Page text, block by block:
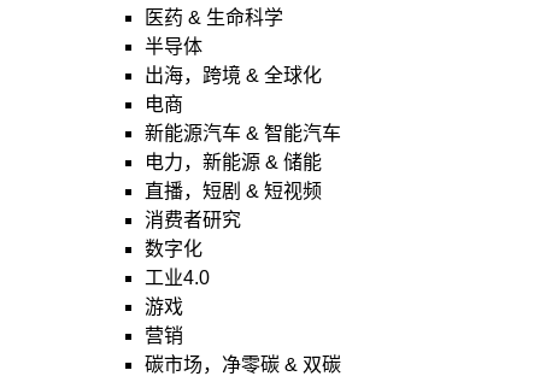
医药 & 生命科学
半导体
出海，跨境 & 全球化
电商
新能源汽车 & 智能汽车
电力，新能源 & 储能
直播，短剧 & 短视频
消费者研究
数字化
工业4.0
游戏
营销
碳市场，净零碳 & 双碳